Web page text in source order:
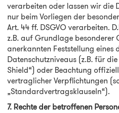
verarbeiten oder lassen wir die
nur beim Vorliegen der
Art. 44 ff. DSGVO verarbeiten.
z.B. auf Grundlage besonderer
anerkannten Feststellung eines
Datenschutzniveaus (z.B. für
Shield“) oder Beachtung
vertraglicher Verpflichtungen
„Standardvertragsklauseln“).
7. Rechte der betroffenen